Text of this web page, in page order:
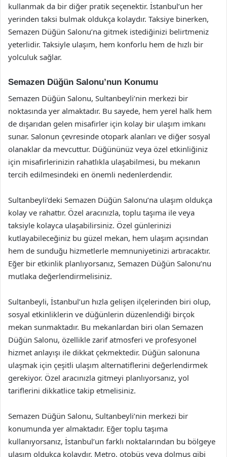
kullanmak da bir diğer pratik seçenektir. İstanbul’un her
yerinden taksi bulmak oldukça kolaydır. Taksiye binerken,
Semazen Düğün Salonu’na gitmek istediğinizi belirtmeniz
yeterlidir. Taksiyle ulaşım, hem konforlu hem de hızlı bir
yolculuk sağlar.
Semazen Düğün Salonu’nun Konumu
Semazen Düğün Salonu, Sultanbeyli’nin merkezi bir
noktasında yer almaktadır. Bu sayede, hem yerel halk hem
de dışarıdan gelen misafirler için kolay bir ulaşım imkanı
sunar. Salonun çevresinde otopark alanları ve diğer sosyal
olanaklar da mevcuttur. Düğününüz veya özel etkinliğiniz
için misafirlerinizin rahatlıkla ulaşabilmesi, bu mekanın
tercih edilmesindeki en önemli nedenlerdendir.
Sultanbeyli’deki Semazen Düğün Salonu’na ulaşım oldukça
kolay ve rahattır. Özel aracınızla, toplu taşıma ile veya
taksiyle kolayca ulaşabilirsiniz. Özel günlerinizi
kutlayabileceğiniz bu güzel mekan, hem ulaşım açısından
hem de sunduğu hizmetlerle memnuniyetinizi artıracaktır.
Eğer bir etkinlik planlıyorsanız, Semazen Düğün Salonu’nu
mutlaka değerlendirmelisiniz.
Sultanbeyli, İstanbul’un hızla gelişen ilçelerinden biri olup,
sosyal etkinliklerin ve düğünlerin düzenlendiği birçok
mekan sunmaktadır. Bu mekanlardan biri olan Semazen
Düğün Salonu, özellikle zarif atmosferi ve profesyonel
hizmet anlayışı ile dikkat çekmektedir. Düğün salonuna
ulaşmak için çeşitli ulaşım alternatiflerini değerlendirmek
gerekiyor. Özel aracınızla gitmeyi planlıyorsanız, yol
tariflerini dikkatlice takip etmelisiniz.
Semazen Düğün Salonu, Sultanbeyli’nin merkezi bir
konumunda yer almaktadır. Eğer toplu taşıma
kullanıyorsanız, İstanbul’un farklı noktalarından bu bölgeye
ulaşım oldukça kolaydır. Metro, otobüs veya dolmuş gibi